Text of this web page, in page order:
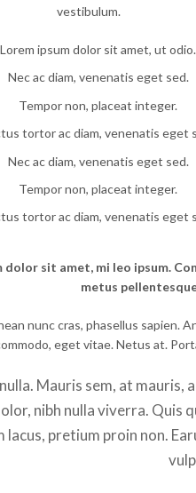
vestibulum.
Lorem ipsum dolor sit amet, ut odio.
Nec ac diam, venenatis eget sed.
Tempor non, placeat integer.
tortor ac diam, venenatis eget
Nec ac diam, venenatis eget sed.
Tempor non, placeat integer.
tortor ac diam, venenatis eget
dolor sit amet, mi leo ipsum.
metus
nunc cras, phasellus sapien.
eget vitae. Netus at.
Mauris sem, at mauris,
nibh nulla viverra. Quis
lacus, pretium proin non.